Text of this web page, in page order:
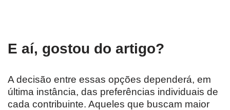
E aí, gostou do artigo?
A decisão entre essas opções dependerá, em
última instância, das preferências individuais de
cada contribuinte. Aqueles que buscam maior